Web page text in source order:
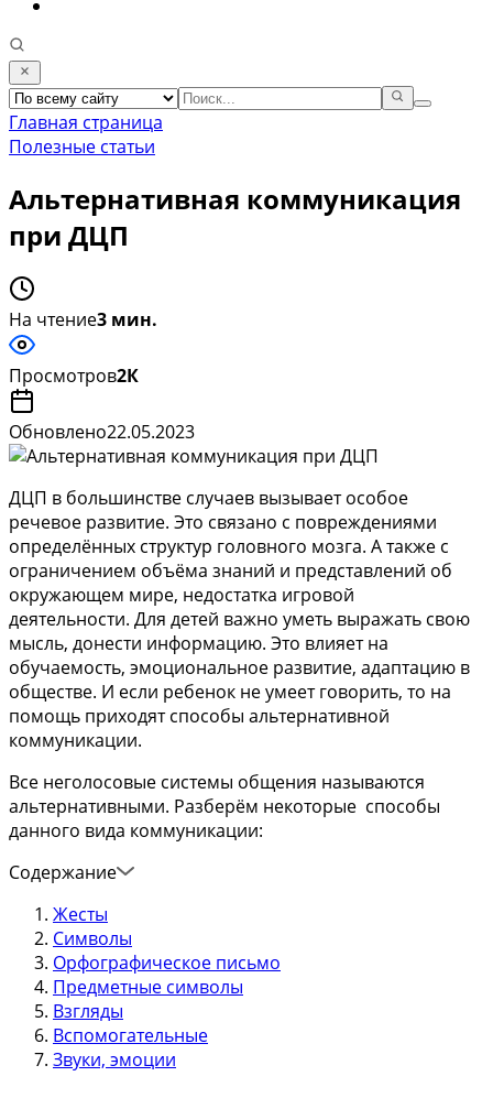
Главная страница
Полезные статьи
Альтернативная коммуникация
при ДЦП
На чтение3 мин.
Просмотров2К
Обновлено22.05.2023
ДЦП в большинстве случаев вызывает особое
речевое развитие. Это связано с повреждениями
определённых структур головного мозга. А также с
ограничением объёма знаний и представлений об
окружающем мире, недостатка игровой
деятельности. Для детей важно уметь выражать свою
мысль, донести информацию. Это влияет на
обучаемость, эмоциональное развитие, адаптацию в
обществе. И если ребенок не умеет говорить, то на
помощь приходят способы альтернативной
коммуникации.
Все неголосовые системы общения называются
альтернативными. Разберём некоторые способы
данного вида коммуникации:
Содержание
Жесты
Символы
Орфографическое письмо
Предметные символы
Взгляды
Вспомогательные
Звуки, эмоции